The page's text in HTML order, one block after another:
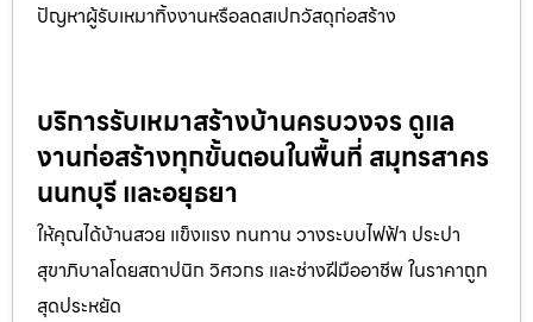
ปัญหาผู้รับเหมาทิ้งงานหรือลดสเปกวัสดุก่อสร้าง
บริการรับเหมาสร้างบ้านครบวงจร ดูแล
งานก่อสร้างทุกขั้นตอนในพื้นที่ สมุทรสาคร
นนทบุรี และอยุธยา
ให้คุณได้บ้านสวย แข็งแรง ทนทาน วางระบบไฟฟ้า ประปา
สุขาภิบาลโดยสถาปนิก วิศวกร และช่างฝีมืออาชีพ ในราคาถูก
สุดประหยัด